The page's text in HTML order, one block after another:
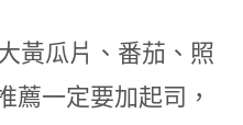
黃瓜片、番茄、照
薦一定要加起司，